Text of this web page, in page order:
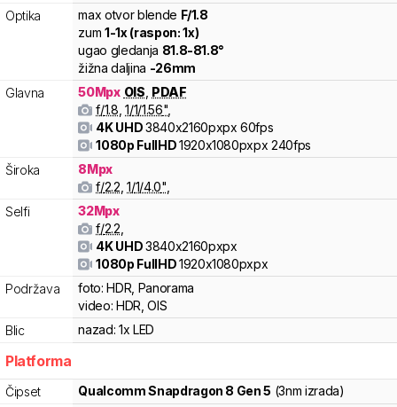
Optika
max otvor blende F/1.8
zum1-1x (raspon:1x)
ugao gledanja 81.8-81.8°
žižna daljina -26mm
Glavna
50Mpx OIS PDAF
f/1.8 1/1/1.56"
4K UHD3840x2160pxpx60fps
1080p FullHD1920x1080pxpx240fps
Široka
8Mpx
f/2.2 1/1/4.0"
Selfi
32Mpx
f/2.2
4K UHD3840x2160pxpx
1080p FullHD1920x1080pxpx
Podržava
foto: HDR, Panorama
video: HDR, OIS
Blic
nazad: 1x LED
Platforma
Čipset QualcommSnapdragon 8 Gen 5 (3nm izrada)